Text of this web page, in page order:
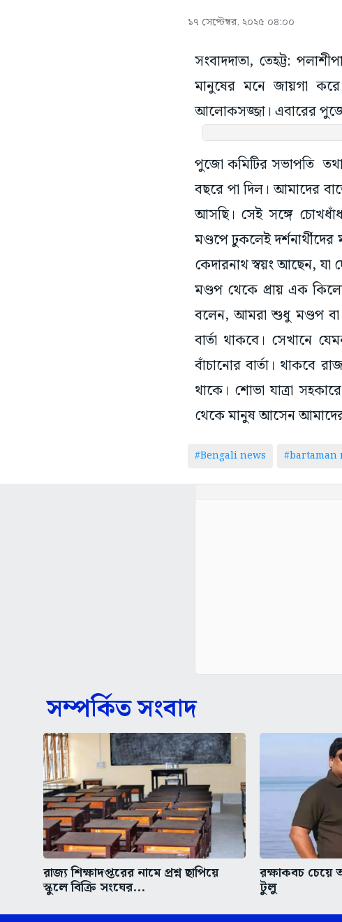
১৭ সেপ্টেম্বর, ২০২৫ ০৪:০০
সংবাদদাতা, তেহট্ট:
মানুষের মনে জায়গা
আলোকসজ্জা। এবারের পুজো
পুজো কমিটির সভাপতি
বছরে পা দিল। আমাদের
আসছি। সেই সঙ্গে
মণ্ডপে ঢুকলেই
কেদারনাথ স্বয়ং আছেন,
মণ্ডপ থেকে প্রায় এক
বলেন, আমরা শুধু মণ্ডপ
বার্তা থাকবে। সেখানে
বাঁচানোর বার্তা। থাকবে
থাকে। শোভা যাত্রা
থেকে মানুষ আসেন
#Bengali news #bartaman
সম্পর্কিত সংবাদ
রাজ্য শিক্ষাদপ্তরের নামে প্রশ্ন ছাপিয়ে
স্কুলে বিক্রি সংঘের...
রক্ষাকবচ চেয়ে
টুলু